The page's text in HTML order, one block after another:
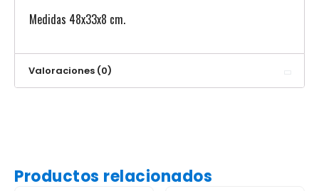
Medidas 48x33x8 cm.
Valoraciones (0)
Productos relacionados